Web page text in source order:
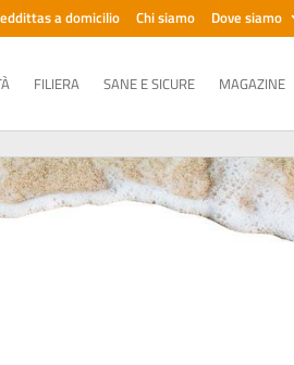
a domicilio Chi siamo Dove siamo
FILIERA SANE E SICURE MAGAZINE